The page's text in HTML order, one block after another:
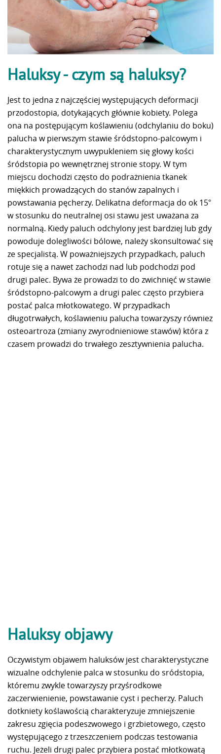
Haluksy - czym są haluksy?
Jest to jedna z najczęściej występujących deformacji
przodostopia, dotykających głównie kobiety. Polega
ona na postępującym koślawieniu (odchylaniu do boku)
palucha w pierwszym stawie śródstopno-palcowym i
charakterystycznym uwypukleniem się głowy kości
śródstopia po wewnętrznej stronie stopy. W tym
miejscu dochodzi często do podrażnienia tkanek
miękkich prowadzących do stanów zapalnych i
powstawania pęcherzy. Delikatna deformacja do ok 15°
w stosunku do neutralnej osi stawu jest uważana za
normalną. Kiedy paluch odchylony jest bardziej lub gdy
powoduje dolegliwości bólowe, należy skonsultować się
ze specjalistą. W poważniejszych przypadkach, paluch
rotuje się a nawet zachodzi nad lub podchodzi pod
drugi palec. Bywa że prowadzi to do zwichnięć w stawie
śródstopno-palcowym a drugi palec często przybiera
postać palca młotkowatego. W przypadkach
długotrwałych, koślawieniu palucha towarzyszy równiez
osteoartroza (zmiany zwyrodnieniowe stawów) która z
czasem prowadzi do trwałego zesztywnienia palucha.
Haluksy objawy
Oczywistym objawem haluksów jest charakterystyczne
wizualne odchylenie palca w stosunku do sródstopia,
któremu zwykle towarzyszy przyśrodkowe
zaczerwienienie, powstawanie cyst i pecherzy. Paluch
dotkniety koślawością charakteryzuje zmniejszenie
zakresu zgięcia podeszwowego i grzbietowego, często
występującego z trzeszczeniem podczas testowania
ruchu. Jeżeli drugi palec przybiera postać młotkowatą